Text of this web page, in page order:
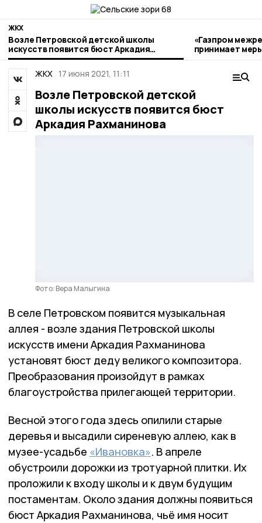
ЖКХ
Возле Петровской детской школы
искусств появится бюст Аркадия
Рахманинова
«Газпром
принимает
ЖКХ 17 июня 2021, 11:11
Возле Петровской детской
школы искусств появится бюст
Аркадия Рахманинова
Фото: Вера Малыгина
В cеле Петровском появится музыкальная
аллея - возле здания Петровской школы
искусств имени Аркадия Рахманинова
установят бюст деду великого композитора.
Преобразования произойдут в рамках
благоустройства прилегающей территории.
Весной этого года здесь опилили старые
деревья и высадили сиреневую аллею, как в
музее-усадьбе «Ивановка». В апреле
обустроили дорожки из тротуарной плитки. Их
проложили к входу школы и к двум будущим
постаментам. Около здания должны появиться
бюст Аркадия Рахманинова, чьё имя носит